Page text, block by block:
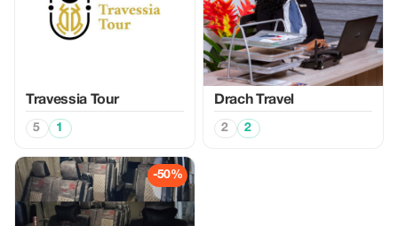
Travessia Tour
5 1
Drach Travel
2 2
-50%